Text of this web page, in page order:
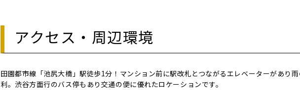
アクセス・周辺環境
田園都市線「池尻大橋」駅徒歩1分！マンション前に駅改札とつながるエレベーターがあり
利。渋谷方面行のバス停もあり交通の便に優れたロケーションです。